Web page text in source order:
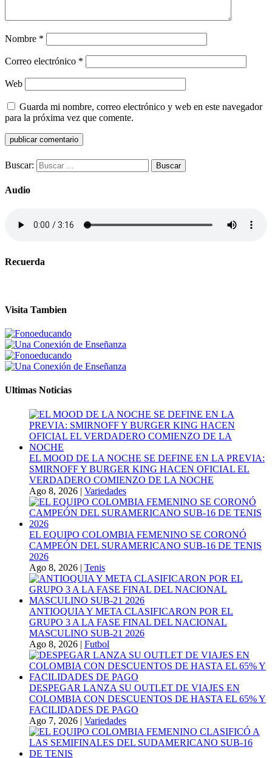
Nombre *
Correo electrónico *
Web
Guarda mi nombre, correo electrónico y web en este navegador
para la próxima vez que comente.
Buscar:
Audio
Recuerda
Visita Tambien
Ultimas Noticias
EL MOOD DE LA NOCHE SE DEFINE EN LA PREVIA:
SMIRNOFF Y BURGER KING HACEN OFICIAL EL
VERDADERO COMIENZO DE LA NOCHE
Ago 8, 2026 | Variedades
EL EQUIPO COLOMBIA FEMENINO SE CORONÓ
CAMPEÓN DEL SURAMERICANO SUB-16 DE TENIS
2026
Ago 8, 2026 | Tenis
ANTIOQUIA Y META CLASIFICARON POR EL
GRUPO 3 A LA FASE FINAL DEL NACIONAL
MASCULINO SUB-21 2026
Ago 8, 2026 | Futbol
DESPEGAR LANZA SU OUTLET DE VIAJES EN
COLOMBIA CON DESCUENTOS DE HASTA EL 65% Y
FACILIDADES DE PAGO
Ago 7, 2026 | Variedades